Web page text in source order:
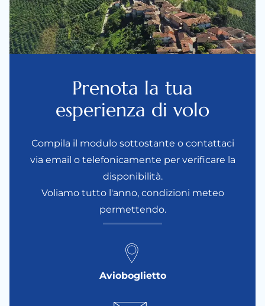
Prenota la tua
esperienza di volo
Compila il modulo sottostante o contattaci
via email o telefonicamente per verificare la
disponibilità.
Voliamo tutto l'anno, condizioni meteo
permettendo.
Avioboglietto